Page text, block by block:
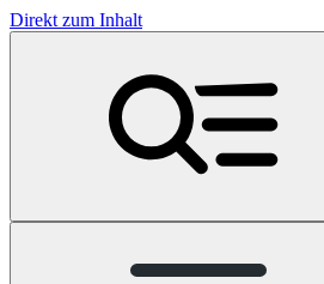
Direkt zum Inhalt